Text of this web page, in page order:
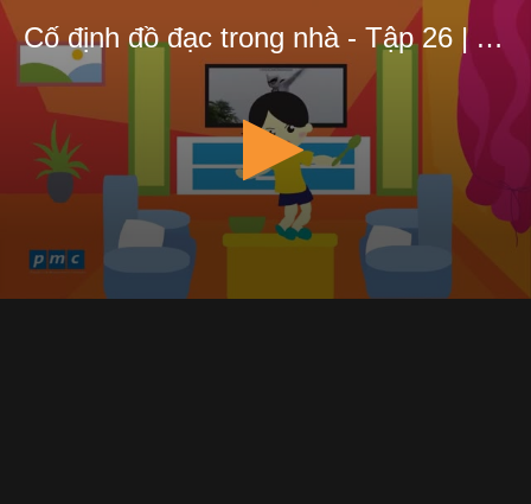
Cố định đồ đạc trong nhà - Tập 26 | An toàn cho trẻ em